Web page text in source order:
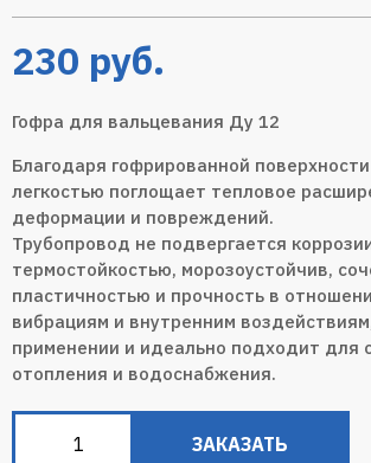
230 руб.
Гофра для вальцевания Ду 12
Благодаря гофрированной
легкостью поглощает тепловое
деформации и повреждений.
Трубопровод не подвергается
термостойкостью, морозоустойчив,
пластичностью и прочность в
вибрациям и внутренним
применении и идеально подходит для
отопления и водоснабжения.
ЗАКАЗАТЬ